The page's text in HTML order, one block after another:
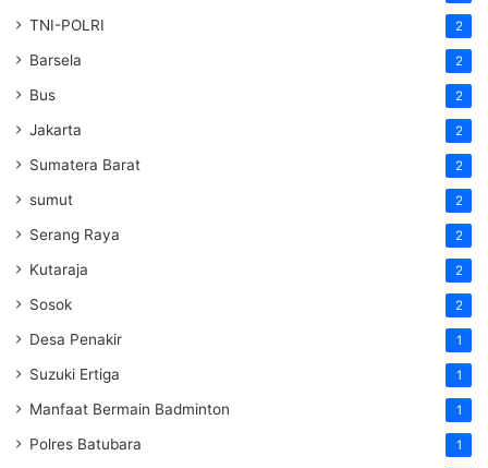
TNI-POLRI 2
Barsela 2
Bus 2
Jakarta 2
Sumatera Barat 2
sumut 2
Serang Raya 2
Kutaraja 2
Sosok 2
Desa Penakir 1
Suzuki Ertiga 1
Manfaat Bermain Badminton 1
Polres Batubara 1